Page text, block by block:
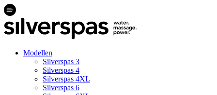
Modellen
Silverspas 3
Silverspas 4
Silverspas 4XL
Silverspas 6